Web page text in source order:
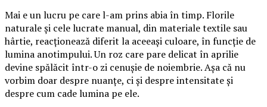
Mai e un lucru pe care l-am prins abia în timp. Florile
naturale și cele lucrate manual, din materiale textile sau
hârtie, reacționează diferit la aceeași culoare, în funcție de
lumina anotimpului. Un roz care pare delicat în aprilie
devine spălăcit într-o zi cenușie de noiembrie. Așa că nu
vorbim doar despre nuanțe, ci și despre intensitate și
despre cum cade lumina pe ele.